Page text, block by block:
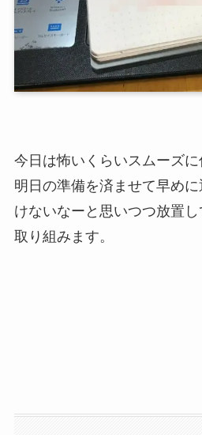
今日は怖いくらいスムーズに
明日の準備を済ませて早め
けないなーと思いつつ放置
取り組みます。